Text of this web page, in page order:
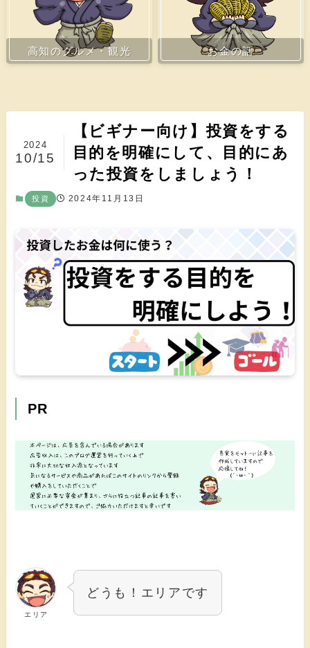
高知のグルメ・観光 お金の話
【ビギナー向け】投資をする
目的を明確にして、目的にあ
った投資をしましょう！
2024
10/15
投資 2024年11月13日
PR
エリア
どうも！エリアです